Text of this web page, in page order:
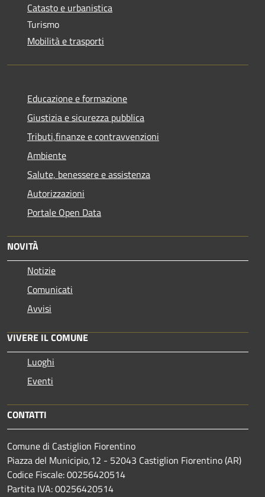
Catasto e urbanistica
Turismo
Mobilità e trasporti
Educazione e formazione
Giustizia e sicurezza pubblica
Tributi,finanze e contravvenzioni
Ambiente
Salute, benessere e assistenza
Autorizzazioni
Portale Open Data
NOVITÀ
Notizie
Comunicati
Avvisi
VIVERE IL COMUNE
Luoghi
Eventi
CONTATTI
Comune di Castiglion Fiorentino
Piazza del Municipio,12 - 52043 Castiglion Fiorentino (AR)
Codice Fiscale: 00256420514
Partita IVA: 00256420514